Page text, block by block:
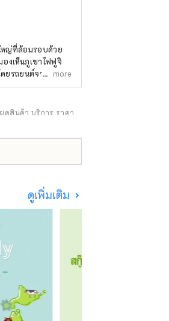
หญ่ที่ล้อมรอบด้วย
งเห็นภูเขาไฟฟูจิ
ยรถยนต์จาก
ดายจึงมีนักท่อง
นะน้ำธรรมชาติ
more
ดสินค้า บริการ ราคา
ดูเพิ่มเติม